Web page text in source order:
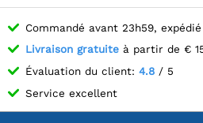
Commandé avant 23h59,
Livraison gratuite à partir de €
Évaluation du client: 4.8 / 5
Service excellent